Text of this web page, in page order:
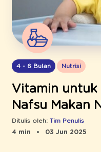
4 - 6 Bulan Nutrisi
Vitamin untuk
Nafsu Makan
Ditulis oleh: Tim Penulis
4 min
03 Jun 2025